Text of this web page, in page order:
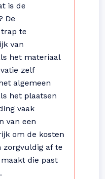
is de
De
te
van
het materiaal
zelf
algemeen
het plaatsen
vaak
van een
om de kosten
af te
die past